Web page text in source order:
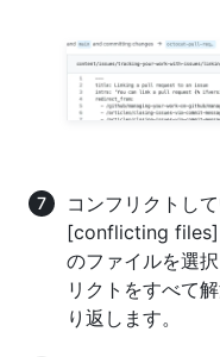
コンフリクトし
[conflicting files]
のファイルを選
リクトをすべて
り返します。